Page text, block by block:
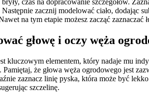
Następnie zacznij modelować ciało,
na tym etapie możesz zacząć
głowę i oczy węża
kluczowym elementem, który nadaje mu
Pamiętaj, że głowa węża ogrodowego jest
zaznacz linię pyska, która może być
szczelinę.